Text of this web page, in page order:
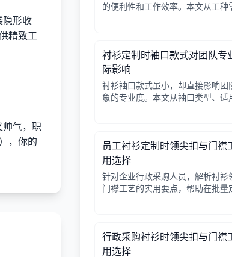
隐形收
精致工
帅气，职
），你的
的便利性和工作效率。本文从工种
衬衫定制时袖口款式对团队专
际影响
衬衫袖口款式虽小，却直接影响团
象的专业度。本文从袖口类型、适
员工衬衫定制时领尖扣与门襟
用选择
针对企业行政采购人员，解析衬衫
门襟工艺的实用要点，帮助在批量
行政采购衬衫时领尖扣与门襟
用选择